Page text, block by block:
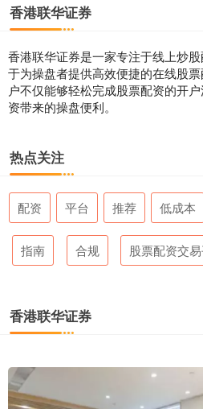
香港联华证券
香港联华证券是一家专注于线上炒
于为操盘者提供高效便捷的在线股
户不仅能够轻松完成股票配资的开
资带来的操盘便利。
热点关注
配资 平台 推荐 低成本
指南 合规 股票配资交
香港联华证券